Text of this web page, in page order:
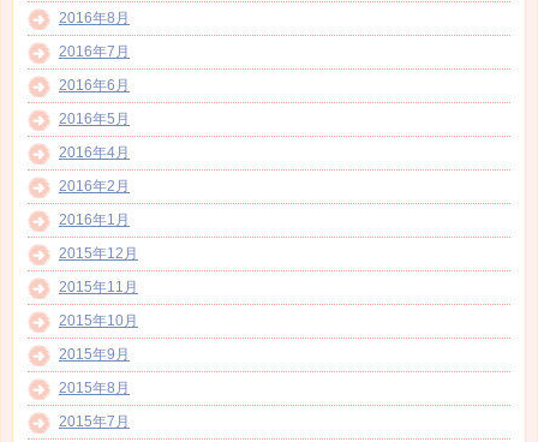
2016年8月
2016年7月
2016年6月
2016年5月
2016年4月
2016年2月
2016年1月
2015年12月
2015年11月
2015年10月
2015年9月
2015年8月
2015年7月